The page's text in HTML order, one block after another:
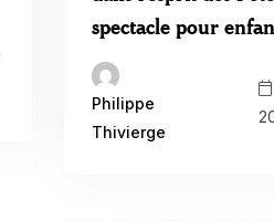
spectacle pour
Philippe
Thivierge